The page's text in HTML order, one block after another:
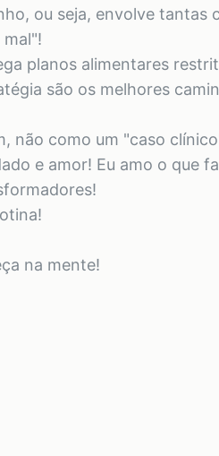
ou seja, envolve tantas
planos alimentares
são os melhores
não como um "caso
e amor! Eu amo o que
na mente!